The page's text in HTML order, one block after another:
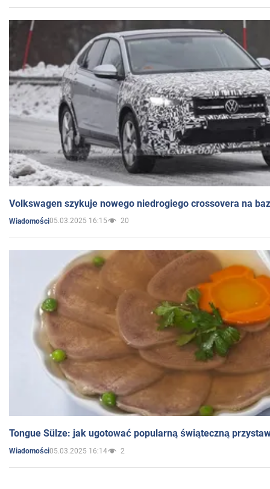
Volkswagen szykuje nowego niedrogiego crossovera na
Wiadomości05.03.2025 16:15 20
Tongue Sülze: jak ugotować popularną świąteczną
Wiadomości05.03.2025 16:14 2